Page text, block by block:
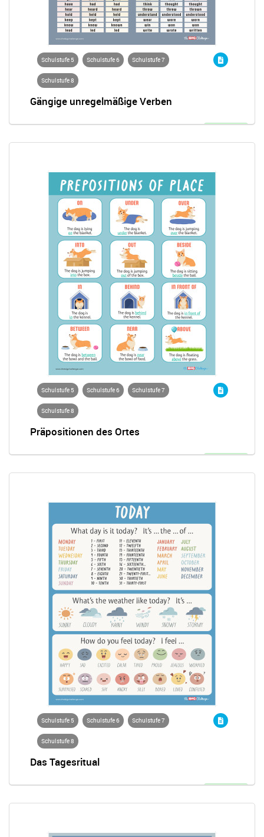
Schulstufe 5 Schulstufe 6 Schulstufe 7
Schulstufe 8
Gängige unregelmäßige Verben
Schulstufe 5 Schulstufe 6 Schulstufe 7
Schulstufe 8
Präpositionen des Ortes
Schulstufe 5 Schulstufe 6 Schulstufe 7
Schulstufe 8
Das Tagesritual